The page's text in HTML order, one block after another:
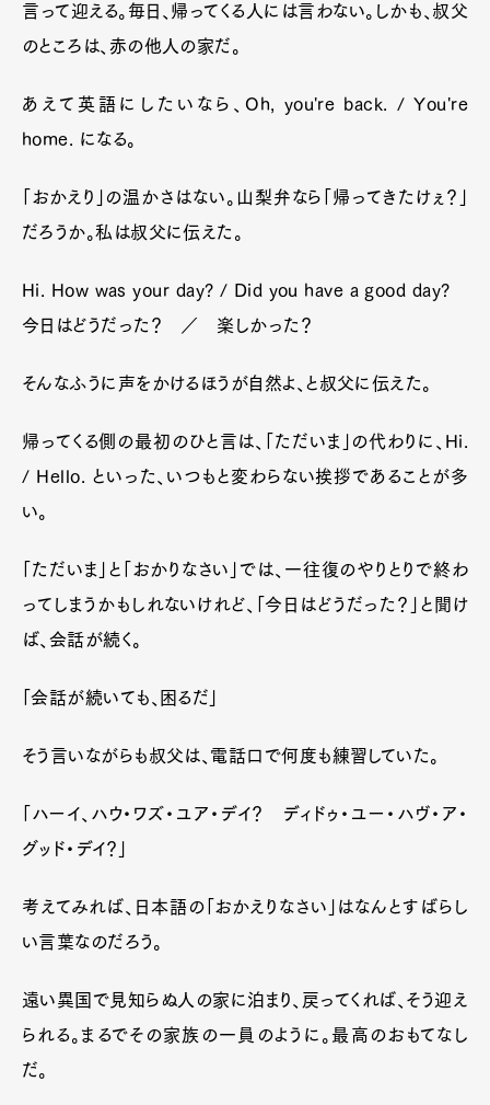
言って迎える。毎日、帰ってくる人には言わない。しかも、叔父
のところは、赤の他人の家だ。
あえて英語にしたいなら、Oh, you're back. / You're
home. になる。
「おかえり」の温かさはない。山梨弁なら「帰ってきたけぇ？」
だろうか。私は叔父に伝えた。
Hi. How was your day? / Did you have a good day?
今日はどうだった？ ／ 楽しかった？
そんなふうに声をかけるほうが自然よ、と叔父に伝えた。
帰ってくる側の最初のひと言は、「ただいま」の代わりに、Hi.
/ Hello. といった、いつもと変わらない挨拶であることが多
い。
「ただいま」と「おかりなさい」では、一往復のやりとりで終わ
ってしまうかもしれないけれど、「今日はどうだった？」と聞け
ば、会話が続く。
「会話が続いても、困るだ」
そう言いながらも叔父は、電話口で何度も練習していた。
「ハーイ、ハウ・ワズ・ユア・デイ？ ディドゥ・ユー・ハヴ・ア・
グッド・デイ？」
考えてみれば、日本語の「おかえりなさい」はなんとすばらし
い言葉なのだろう。
遠い異国で見知らぬ人の家に泊まり、戻ってくれば、そう迎え
られる。まるでその家族の一員のように。最高のおもてなし
だ。